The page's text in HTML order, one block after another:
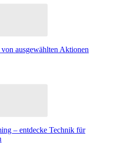
ausgewählten Aktionen
– entdecke Technik für